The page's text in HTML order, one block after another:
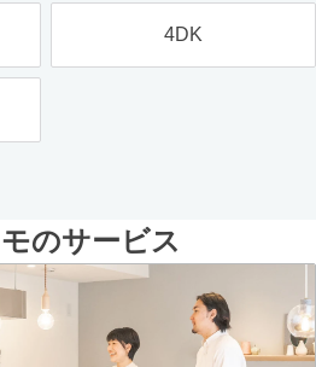
4DK
のサービス